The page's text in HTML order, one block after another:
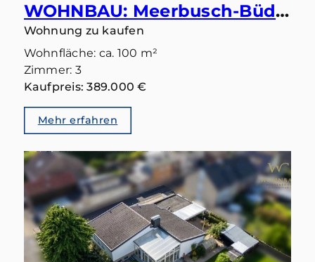
WOHNBAU: Meerbusch-Büderich: Ihr Lieblingsplatz wartet auf der großen Sonnenterrasse
Wohnung zu kaufen
Wohnfläche: ca. 100 m²
Zimmer: 3
Kaufpreis: 389.000 €
Mehr erfahren